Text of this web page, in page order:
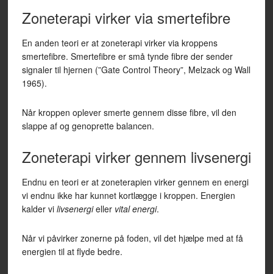
Zoneterapi virker via smertefibre
En anden teori er at zoneterapi virker via kroppens
smertefibre. Smertefibre er små tynde fibre der sender
signaler til hjernen (”Gate Control Theory”, Melzack og Wall
1965).
Når kroppen oplever smerte gennem disse fibre, vil den
slappe af og genoprette balancen.
Zoneterapi virker gennem livsenergi
Endnu en teori er at zoneterapien virker gennem en energi
vi endnu ikke har kunnet kortlægge i kroppen. Energien
kalder vi livsenergieller vital energi.
Når vi påvirker zonerne på foden, vil det hjælpe med at få
energien til at flyde bedre.